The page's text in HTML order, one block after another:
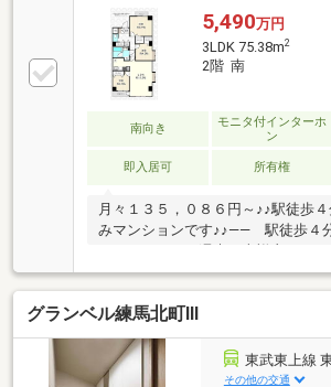
5,490万円
3LDK 75.38m2
2階 南
南向き
モニタ付インターホ
ン
即入居可 所有権
月々１３５，０８６円～♪♪駅徒歩
みマンションです♪♪―― 駅徒歩４分
バスアクセスで週末は吉祥寺へも
らではの採光性と風通しの良さが
マンションです。周辺にはスーパ
ッグストアなど環境も充実しており
足を伸ばせば、武蔵関公園のよう
や緑地があり、散歩や子どもの遊
す♪【リフォーム内容】●フローユニ
グランベル練馬北町Ⅲ
東武東上線
その他の交通